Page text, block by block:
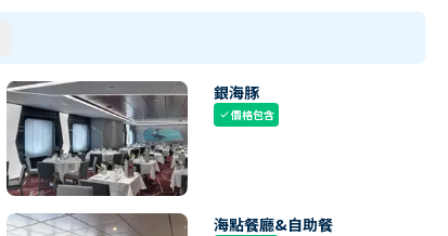
銀海豚
check價格包含
海點餐廳&自助餐